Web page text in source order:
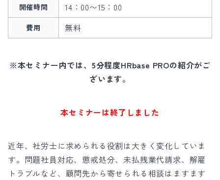
開催時間 14：00〜15：00
費用 無料
※本セミナー内では、5分程度HRbase PROの紹介がご
ざいます。
本セミナーは終了しました
近年、社労士に求められる役割は大きく変化していま
す。問題社員対応、懲戒処分、未払残業代請求、解雇
トラブルなど、顧問先から寄せられる相談はますます